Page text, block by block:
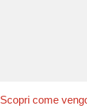
Scopri come